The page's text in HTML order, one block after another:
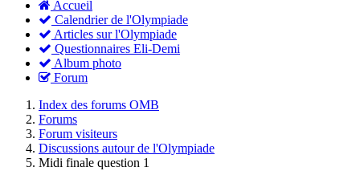
Accueil
Calendrier de l'Olympiade
Articles sur l'Olympiade
Questionnaires Eli-Demi
Album photo
Forum
Index des forums OMB
Forums
Forum visiteurs
Discussions autour de l'Olympiade
Midi finale question 1